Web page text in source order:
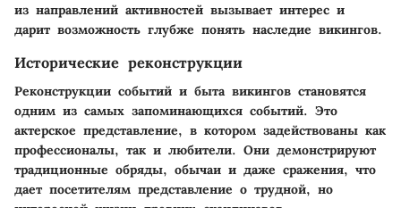
из направлений активностей вызывает интерес и
дарит возможность глубже понять наследие викингов.
Исторические реконструкции
Реконструкции событий и быта викингов становятся
одним из самых запоминающихся событий. Это
актерское представление, в котором задействованы как
профессионалы, так и любители. Они демонстрируют
традиционные обряды, обычаи и даже сражения, что
дает посетителям представление о трудной, но